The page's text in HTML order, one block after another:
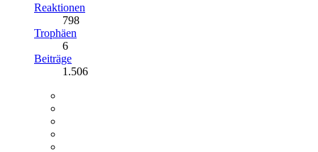
Reaktionen
798
Trophäen
6
Beiträge
1.506